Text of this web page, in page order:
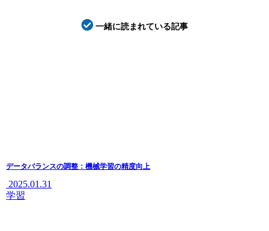
一緒に読まれている記事
データバランスの調整：機械学習の精度向上
2025.01.31
学習